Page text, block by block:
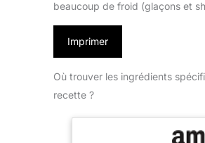
beaucoup de froid (glaçons et
Imprimer
Où trouver les ingrédients
recette ?